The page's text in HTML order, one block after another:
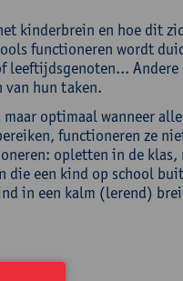
kinderbrein en hoe dit
functioneren wordt
leeftijdsgenoten... Andere
van hun taken.
optimaal wanneer alle
functioneren ze
opletten in de klas,
die een kind op school
in een kalm (lerend)